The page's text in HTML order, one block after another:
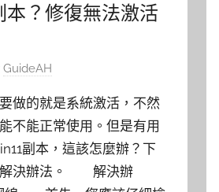
本？修復無法激活
GuideAH
做的就是系統激活，不然
不能正常使用。但是有用
副本，這該怎麼辦？下
解決辦法。 解決辦